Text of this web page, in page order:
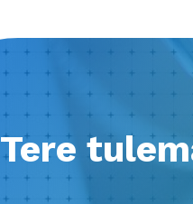
Tere